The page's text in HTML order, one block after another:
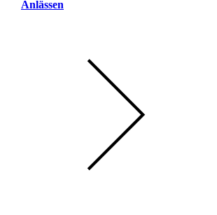
Anlässen